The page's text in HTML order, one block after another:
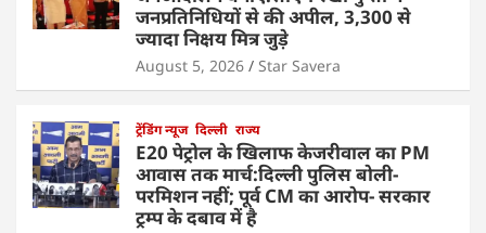
जनप्रतिनिधियों से की अपील, 3,300 से
ज्यादा निक्षय मित्र जुड़े
August 5, 2026 Star Savera
ट्रेंडिंग न्यूज दिल्ली राज्य
E20 पेट्रोल के खिलाफ केजरीवाल का PM
आवास तक मार्च:दिल्ली पुलिस बोली-
परमिशन नहीं; पूर्व CM का आरोप- सरकार
ट्रम्प के दबाव में है